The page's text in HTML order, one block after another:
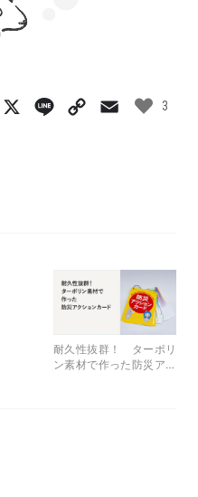
3
Facebook Line
Copy
Email
耐久性抜群！ ターポリ
ン素材で作った防災アク